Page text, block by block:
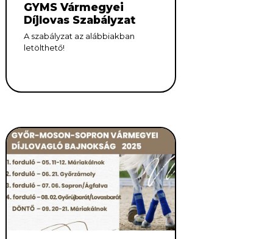
GYMS Vármegyei
Díjlovas Szabályzat
A szabályzat az alábbiakban
letölthető!